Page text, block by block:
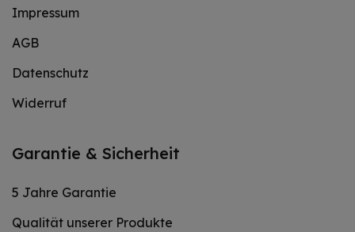
Impressum
AGB
Datenschutz
Widerruf
Garantie & Sicherheit
5 Jahre Garantie
Qualität unserer Produkte